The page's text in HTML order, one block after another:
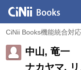
CiNii Books機能統合対
中山, 竜一
ナカヤマ,